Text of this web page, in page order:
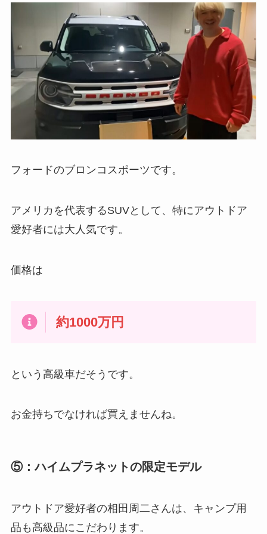
フォードのブロンコスポーツです。
アメリカを代表するSUVとして、特にアウトドア
愛好者には大人気です。
価格は
約1000万円
という高級車だそうです。
お金持ちでなければ買えませんね。
⑤：ハイムプラネットの限定モデル
アウトドア愛好者の相田周二さんは、キャンプ用
品も高級品にこだわります。